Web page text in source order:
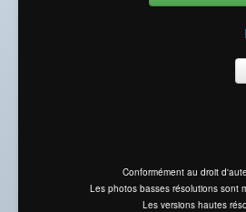
Conformément au droit
Les photos basses résolutions sont
Les versions hautes